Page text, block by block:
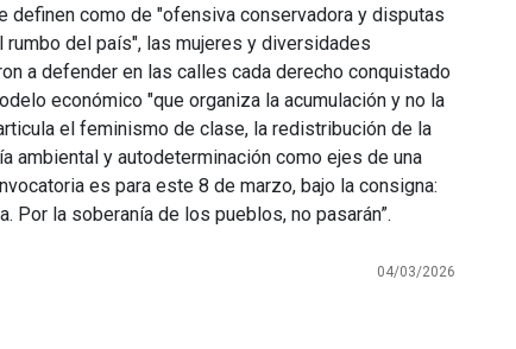
definen como de "ofensiva conservadora y disputas
del país", las mujeres y diversidades
a defender en las calles cada derecho conquistado
económico "que organiza la acumulación y no la
el feminismo de clase, la redistribución de la
ambiental y autodeterminación como ejes de una
es para este 8 de marzo, bajo la consigna:
Por la soberanía de los pueblos, no pasarán”.
04/03/2026